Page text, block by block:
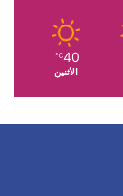
40
℃
الأثنين